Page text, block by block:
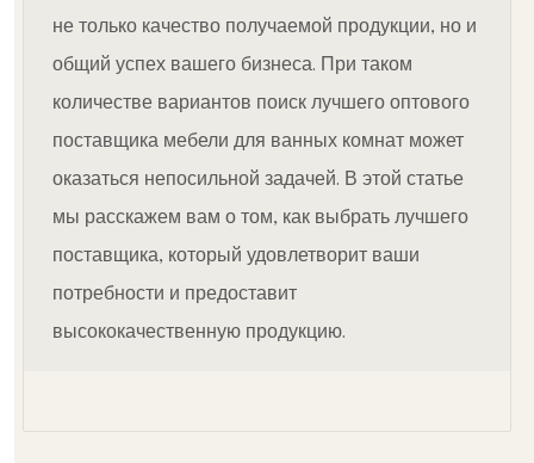
не только качество получаемой продукции, но и
общий успех вашего бизнеса. При таком
количестве вариантов поиск лучшего оптового
поставщика мебели для ванных комнат может
оказаться непосильной задачей. В этой статье
мы расскажем вам о том, как выбрать лучшего
поставщика, который удовлетворит ваши
потребности и предоставит
высококачественную продукцию.